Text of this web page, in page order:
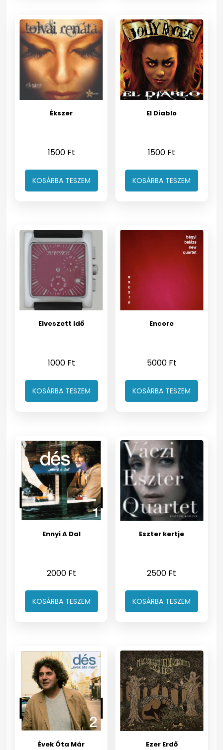
Ékszer
1500 Ft
KOSÁRBA TESZEM
El Diablo
1500 Ft
KOSÁRBA TESZEM
Elveszett Idő
1000 Ft
KOSÁRBA TESZEM
Encore
5000 Ft
KOSÁRBA TESZEM
Ennyi A Dal
2000 Ft
KOSÁRBA TESZEM
Eszter kertje
2500 Ft
KOSÁRBA TESZEM
Évek Óta Már Ezer Erdő